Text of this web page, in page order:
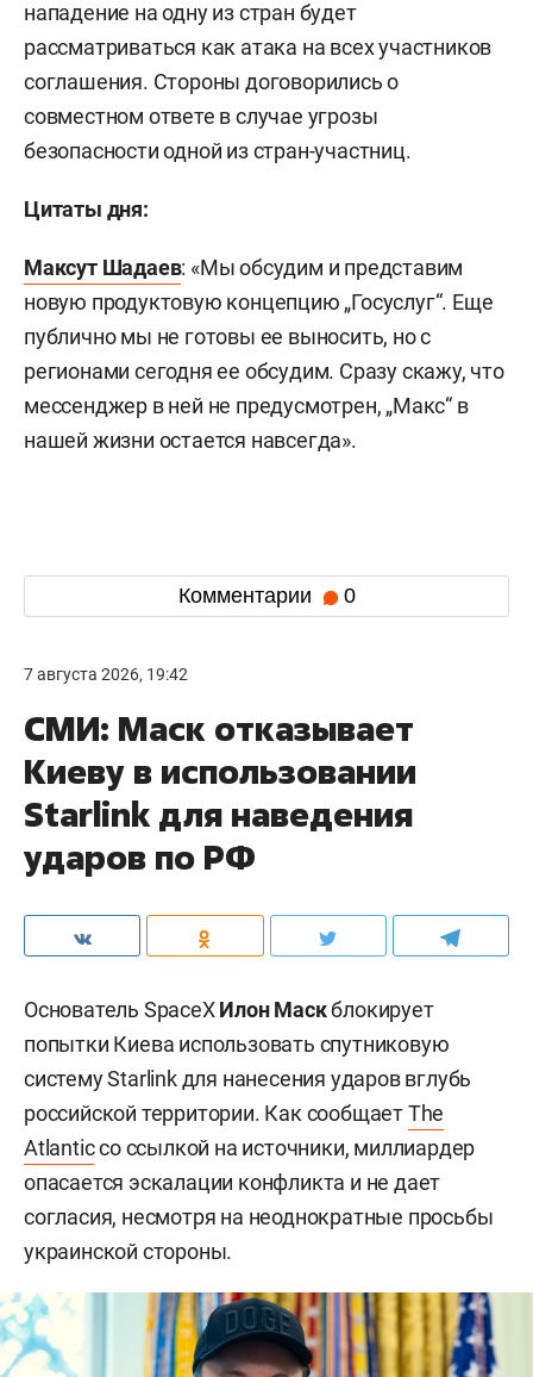
нападение на одну из стран будет
рассматриваться как атака на всех участников
соглашения. Стороны договорились о
совместном ответе в случае угрозы
безопасности одной из стран-участниц.
Цитаты дня:
Максут Шадаев: «Мы обсудим и представим
новую продуктовую концепцию „Госуслуг“. Еще
публично мы не готовы ее выносить, но с
регионами сегодня ее обсудим. Сразу скажу, что
мессенджер в ней не предусмотрен, „Макс“ в
нашей жизни остается навсегда».
Комментарии 0
7 августа 2026, 19:42
СМИ: Маск отказывает
Киеву в использовании
Starlink для наведения
ударов по РФ
Основатель SpaceXИлон Маскблокирует
попытки Киева использовать спутниковую
систему Starlink для нанесения ударов вглубь
российской территории. Как сообщаетThe
Atlanticсо ссылкой на источники, миллиардер
опасается эскалации конфликта и не дает
согласия, несмотря на неоднократные просьбы
украинской стороны.